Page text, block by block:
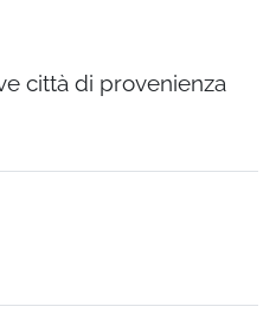
città di provenienza